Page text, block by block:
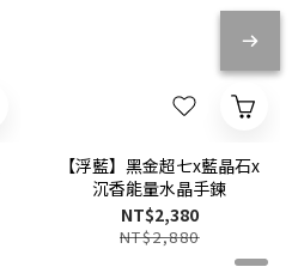
【浮藍】黑金超七x藍晶石x
沉香能量水晶手鍊
NT$2,380
NT$2,880